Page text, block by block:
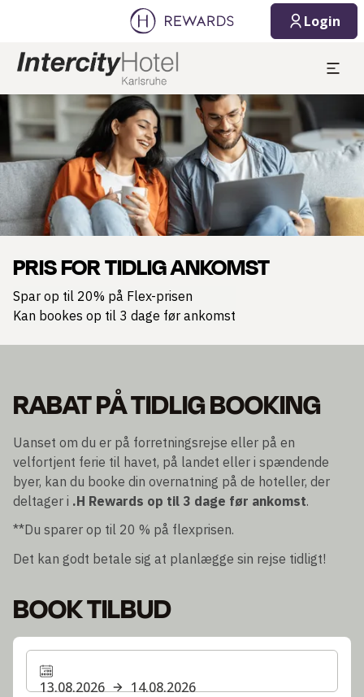
Login
Slide 1 af 1
PRIS FOR TIDLIG ANKOMST
Spar op til 20% på Flex-prisen
Kan bookes op til 3 dage før ankomst
RABAT PÅ TIDLIG BOOKING
Uanset om du er på forretningsrejse eller på en
velfortjent ferie til havet, på landet eller i spændende
byer, kan du booke din overnatning på de hoteller, der
deltager i .H Rewards op til 3 dage før ankomst.
**Du sparer op til 20 % på flexprisen.
Det kan godt betale sig at planlægge sin rejse tidligt!
BOOK TILBUD
13.08.2026
14.08.2026